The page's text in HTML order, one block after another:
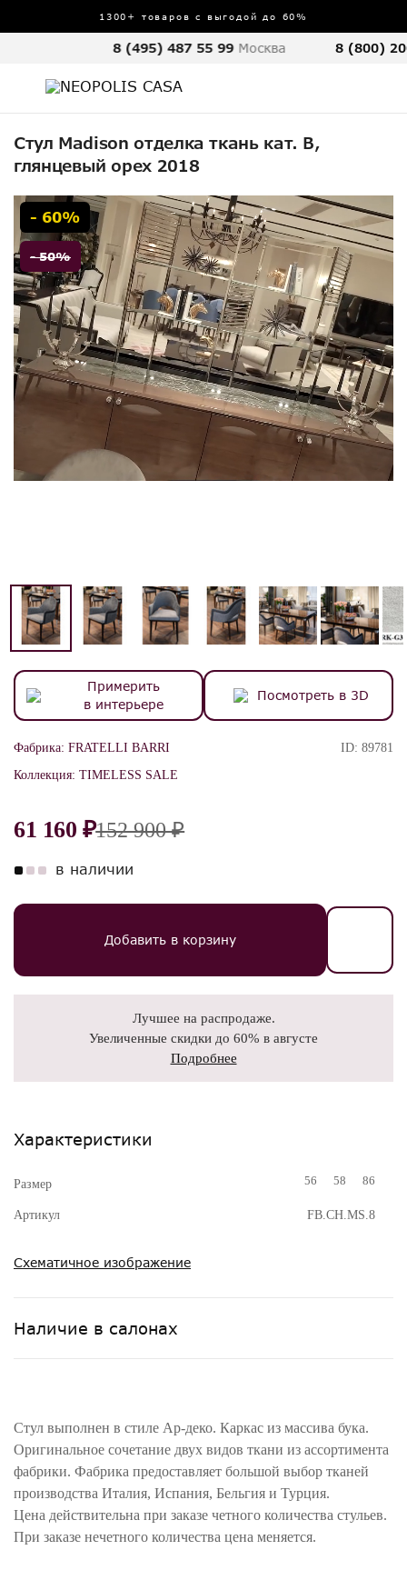
1300+ товаров с выгодой до 60%
8 (495) 487 55 99 Москва 8 (800)
Стул Madison отделка ткань кат. B,
глянцевый орех 2018
- 60%
- 50%
Примерить
в интерьере
Посмотреть в 3D
Фабрика: FRATELLI BARRI
Коллекция: TIMELESS SALE
ID: 89781
61 160 ₽152 900 ₽
в наличии
Добавить в корзину
Лучшее на распродаже.
Увеличенные скидки до 60% в августе
Подробнее
Характеристики
Размер 56 58 86
Артикул FB.CH.MS.8
Схематичное изображение
Наличие в салонах
Стул выполнен в стиле Ар-деко. Каркас из массива бука.
Оригинальное сочетание двух видов ткани из ассортимента
фабрики. Фабрика предоставляет большой выбор тканей
производства Италия, Испания, Бельгия и Турция.
Цена действительна при заказе четного количества стульев.
При заказе нечетного количества цена меняется.